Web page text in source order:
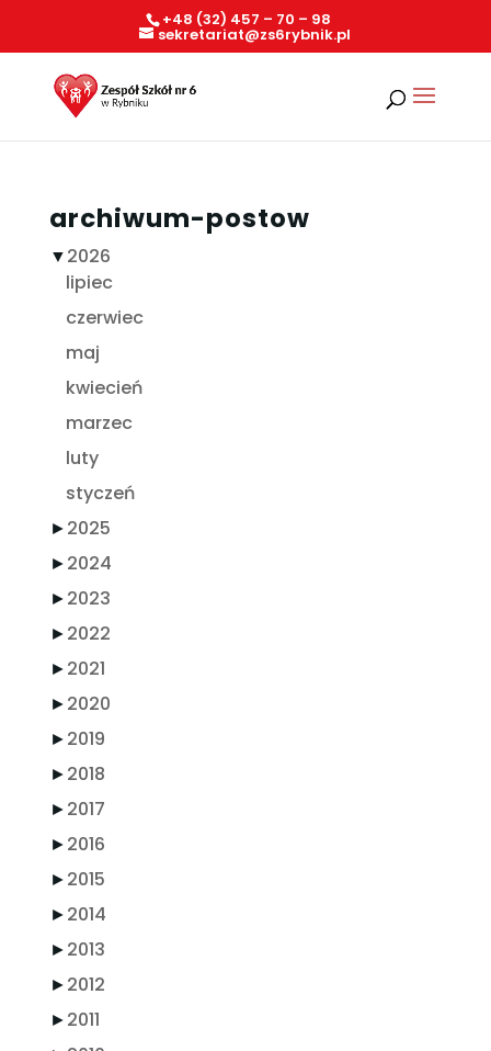
+48 (32) 457 – 70 – 98
sekretariat@zs6rybnik.pl
archiwum-postow
▼2026
lipiec
czerwiec
maj
kwiecień
marzec
luty
styczeń
►2025
►2024
►2023
►2022
►2021
►2020
►2019
►2018
►2017
►2016
►2015
►2014
►2013
►2012
►2011